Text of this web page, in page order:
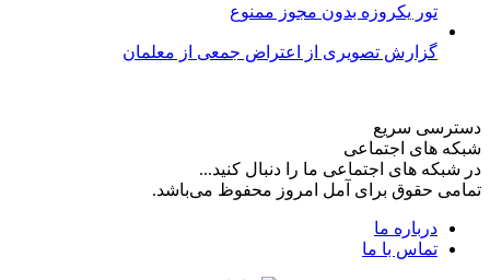
تور یکروزه بدون مجوز ممنوع
گزارش تصویری از اعتراض جمعی از معلمان
دسترسی سریع
شبکه های اجتماعی
در شبکه های اجتماعی ما را دنبال کنید...
تمامی حقوق برای آمل امروز محفوظ می‌باشد.
درباره ما
تماس با ما